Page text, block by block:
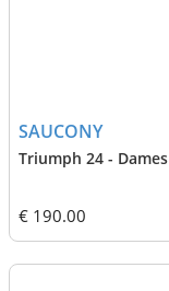
SAUCONY
Triumph 24 - Dames
€ 190.00